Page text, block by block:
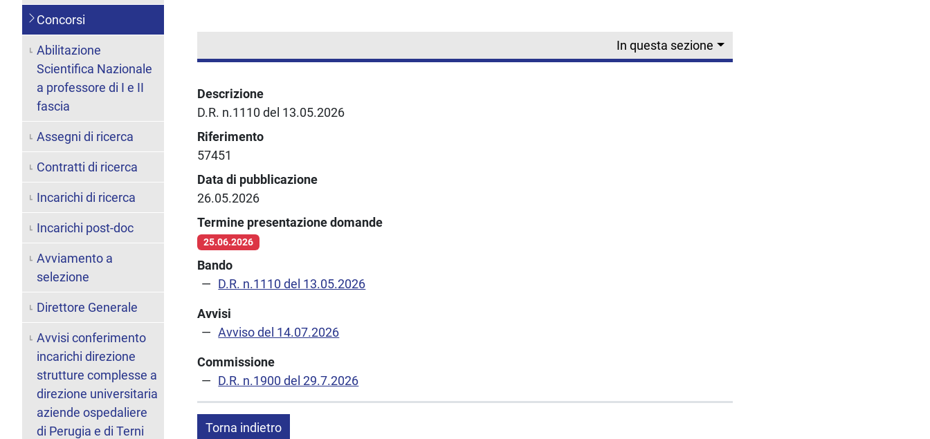
In questa sezione
Descrizione
D.R. n.1110 del 13.05.2026
Riferimento
57451
Data di pubblicazione
26.05.2026
Termine presentazione domande
25.06.2026
Bando
D.R. n.1110 del 13.05.2026
Avvisi
Avviso del 14.07.2026
Commissione
D.R. n.1900 del 29.7.2026
Torna indietro
Concorsi
Abilitazione
Scientifica Nazionale
a professore di I e II
fascia
Assegni di ricerca
Contratti di ricerca
Incarichi di ricerca
Incarichi post-doc
Avviamento a
selezione
Direttore Generale
Avvisi conferimento
incarichi direzione
strutture complesse a
direzione universitaria
aziende ospedaliere
di Perugia e di Terni